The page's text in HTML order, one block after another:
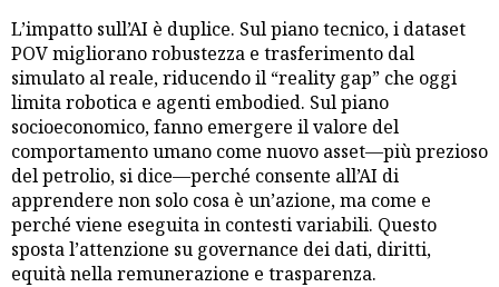
L’impatto sull’AI è duplice. Sul piano tecnico, i dataset
POV migliorano robustezza e trasferimento dal
simulato al reale, riducendo il “reality gap” che oggi
limita robotica e agenti embodied. Sul piano
socioeconomico, fanno emergere il valore del
comportamento umano come nuovo asset—più prezioso
del petrolio, si dice—perché consente all’AI di
apprendere non solo cosa è un’azione, ma come e
perché viene eseguita in contesti variabili. Questo
sposta l’attenzione su governance dei dati, diritti,
equità nella remunerazione e trasparenza.